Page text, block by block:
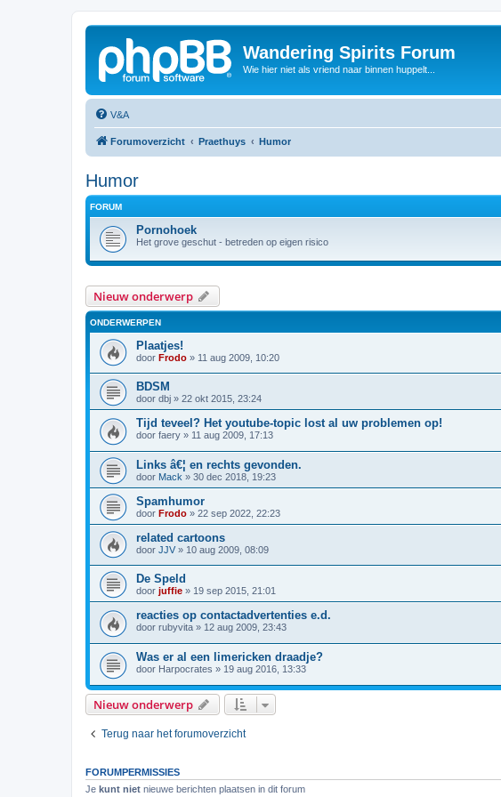
Wandering Spirits Forum
Wie hier niet als vriend naar binnen huppelt...
V&A
Forumoverzicht Praethuys Humor
Humor
FORUM
Pornohoek
Het grove geschut - betreden op eigen risico
Nieuw onderwerp
ONDERWERPEN
Plaatjes!
door Frodo » 11 aug 2009, 10:20
BDSM
door dbj » 22 okt 2015, 23:24
Tijd teveel? Het youtube-topic lost al uw problemen op!
door faery » 11 aug 2009, 17:13
Links â€¦ en rechts gevonden.
door Mack » 30 dec 2018, 19:23
Spamhumor
door Frodo » 22 sep 2022, 22:23
related cartoons
door JJV » 10 aug 2009, 08:09
De Speld
door juffie » 19 sep 2015, 21:01
reacties op contactadvertenties e.d.
door rubyvita » 12 aug 2009, 23:43
Was er al een limericken draadje?
door Harpocrates » 19 aug 2016, 13:33
Nieuw onderwerp
Terug naar het forumoverzicht
FORUMPERMISSIES
Je kunt niet nieuwe berichten plaatsen in dit forum